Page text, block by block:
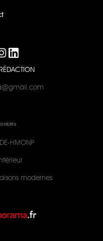
HMONP
modernes